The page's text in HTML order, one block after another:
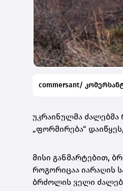
commersant/
უკრაინულმა
„ფორმირება“
მისი განმარტებით,
როგორიცაა იარაღის
ბრძოლის ველი